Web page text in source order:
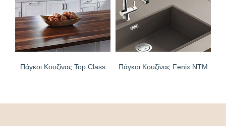
Πάγκοι Κουζίνας Top Class Πάγκοι Κουζίνας Fenix NTM